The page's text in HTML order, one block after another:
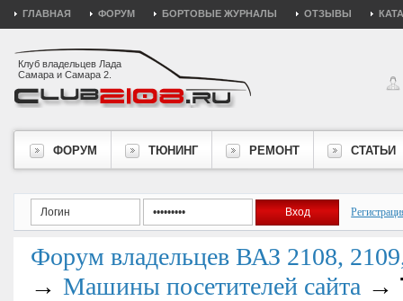
ГЛАВНАЯ ФОРУМ БОРТОВЫЕ ЖУРНАЛЫ ОТЗЫВЫ
Клуб владельцев Лада
Самара и Самара 2.
ФОРУМ ТЮНИНГ РЕМОНТ СТАТЬИ
Форум владельцев ВАЗ 2108,
→ Машины посетителей сайта →